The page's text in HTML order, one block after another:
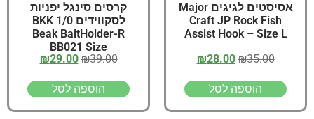
אסיסטים לגיגים Major
Craft JP Rock Fish
Assist Hook – Size L
₪35.00
₪28.00
הוספה לסל
קרסים סינגל יפניות
לסקווידים 1/0 BKK
Beak BaitHolder-R
BB021 Size
₪39.00
₪29.00
הוספה לסל